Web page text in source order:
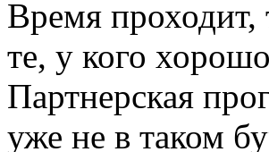
Время проходит,
те, у кого
Партнерская
уже не в таком